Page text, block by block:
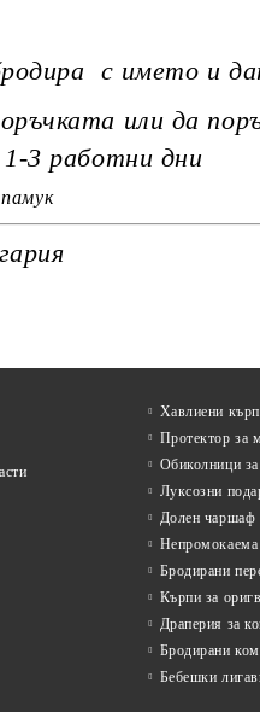
с името и
или да
3 работни дни
Хавлиени
Протектор за
Обиколници
Луксозни
Долен чаршаф
Бродирани
Кърпи за
Драперия за
Бродирани
Бебешки